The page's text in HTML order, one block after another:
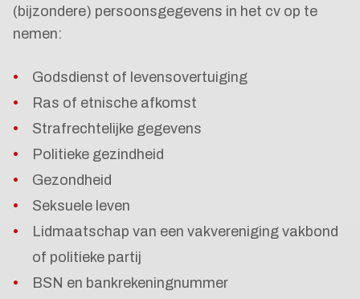
(bijzondere) persoonsgegevens in het cv op te
nemen:
Godsdienst of levensovertuiging
Ras of etnische afkomst
Strafrechtelijke gegevens
Politieke gezindheid
Gezondheid
Seksuele leven
Lidmaatschap van een vakvereniging vakbond
of politieke partij
BSN en bankrekeningnummer